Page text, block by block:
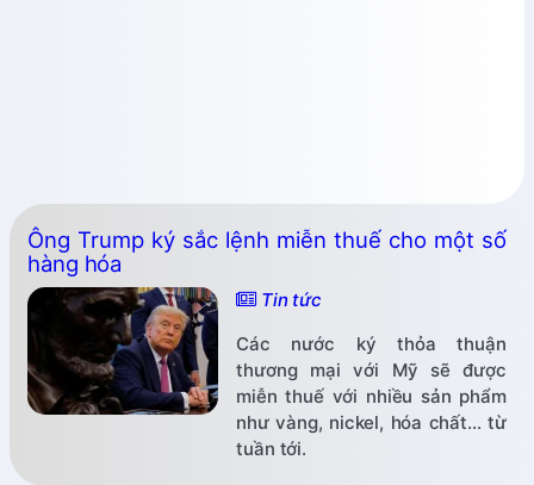
Ông Trump ký sắc lệnh miễn thuế cho một số
hàng hóa
Tin tức
Các nước ký thỏa thuận
thương mại với Mỹ sẽ được
miễn thuế với nhiều sản phẩm
như vàng, nickel, hóa chất... từ
tuần tới.